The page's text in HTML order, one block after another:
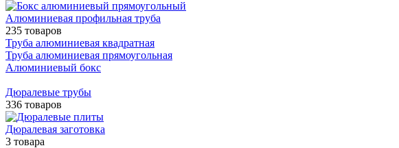
Алюминиевая профильная труба
235 товаров
Труба алюминиевая квадратная
Труба алюминиевая прямоугольная
Алюминиевый бокс
Дюралевые трубы
336 товаров
Дюралевая заготовка
3 товара